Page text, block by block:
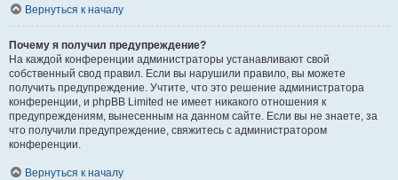
Вернуться к началу
Почему я получил предупреждение?
На каждой конференции администраторы устанавливают свой
собственный свод правил. Если вы нарушили правило, вы можете
получить предупреждение. Учтите, что это решение администратора
конференции, и phpBB Limited не имеет никакого отношения к
предупреждениям, вынесенным на данном сайте. Если вы не знаете, за
что получили предупреждение, свяжитесь с администратором
конференции.
Вернуться к началу